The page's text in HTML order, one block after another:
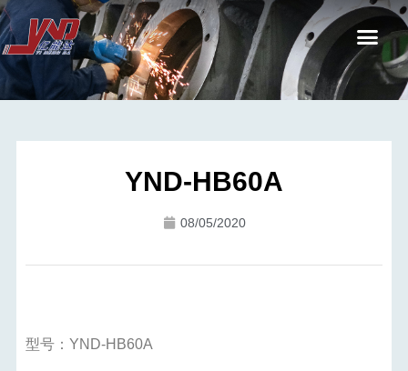
YND-HB60A
08/05/2020
型号：YND-HB60A